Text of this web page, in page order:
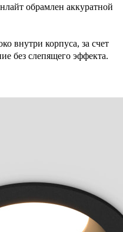
обрамлен аккуратной
внутри корпуса, за счет
без слепящего эффекта.